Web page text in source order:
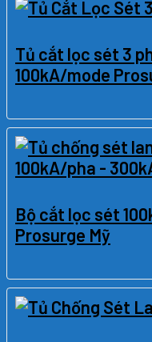
Tủ cắt lọc sét 3
100kA/mode
Bộ cắt lọc sét
Prosurge Mỹ